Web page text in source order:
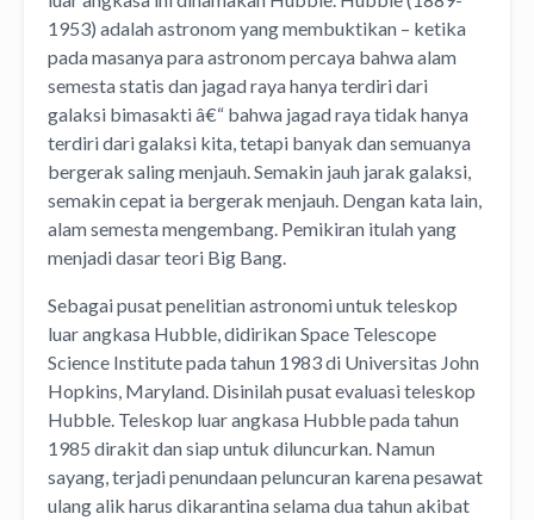
1953) adalah astronom yang membuktikan – ketika
pada masanya para astronom percaya bahwa alam
semesta statis dan jagad raya hanya terdiri dari
galaksi bimasakti â€“ bahwa jagad raya tidak hanya
terdiri dari galaksi kita, tetapi banyak dan semuanya
bergerak saling menjauh. Semakin jauh jarak galaksi,
semakin cepat ia bergerak menjauh. Dengan kata lain,
alam semesta mengembang. Pemikiran itulah yang
menjadi dasar teori Big Bang.
Sebagai pusat penelitian astronomi untuk teleskop
luar angkasa Hubble, didirikan Space Telescope
Science Institute pada tahun 1983 di Universitas John
Hopkins, Maryland. Disinilah pusat evaluasi teleskop
Hubble. Teleskop luar angkasa Hubble pada tahun
1985 dirakit dan siap untuk diluncurkan. Namun
sayang, terjadi penundaan peluncuran karena pesawat
ulang alik harus dikarantina selama dua tahun akibat